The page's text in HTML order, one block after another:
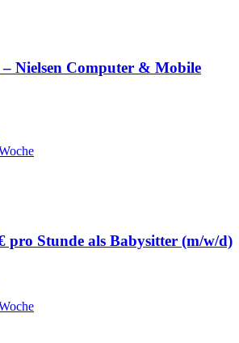
Nielsen Computer & Mobile
pro Stunde als Babysitter (m/w/d)